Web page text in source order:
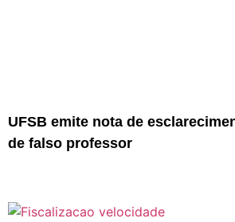
UFSB emite nota de
de falso professor